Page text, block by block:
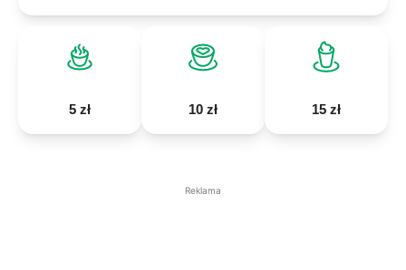
5 zł 10 zł 15 zł
Reklama